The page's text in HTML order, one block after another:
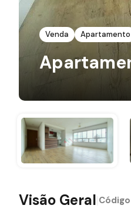
Venda Apartamento
Visão Geral Código